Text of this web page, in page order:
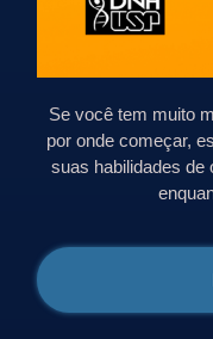
Se você tem muito
por onde começar,
suas habilidades de